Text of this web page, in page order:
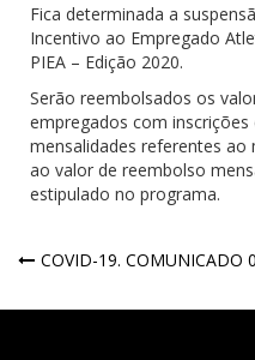
Fica determinada a
Incentivo ao Empregado
PIEA – Edição 2020.
Serão reembolsados os
empregados com inscrições
mensalidades referentes
ao valor de reembolso
estipulado no programa.
COVID-19. COMUNICADO